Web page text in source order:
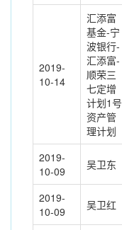
2019-
10-14
汇添富
基金-宁
波银行-
汇添富-
顺荣三
七定增
计划1号
资产管
理计划
2019-
10-09
吴卫东
2019-
10-09
吴卫红